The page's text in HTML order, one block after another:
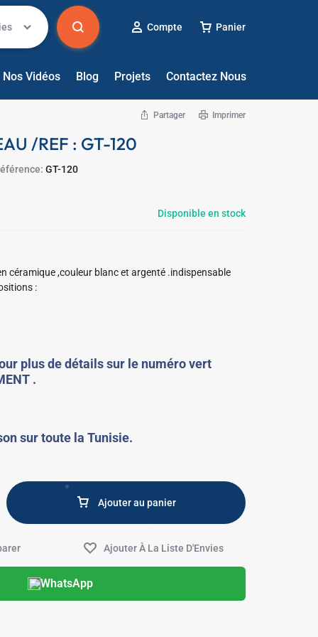
Compte Panier
Nos Vidéos Blog Projets Contactez Nous
Partager Imprimer
/REF : GT-120
GT-120
Disponible en stock
céramique ,couleur blanc et argenté .indispensable
. Compositions :
plus de détails sur le numéro vert
.
sur toute la Tunisie.
Ajouter au panier
WhatsApp
✱
✱